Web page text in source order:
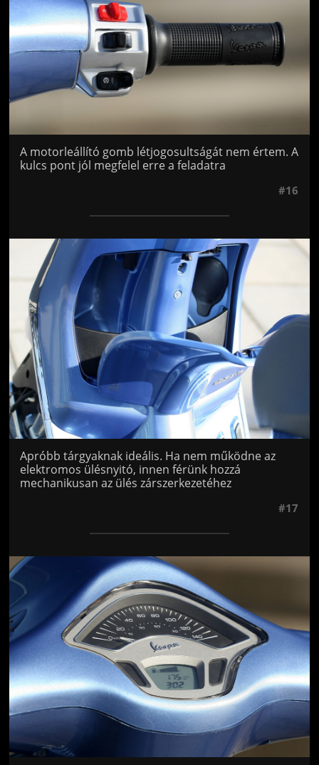
A motorleállító gomb létjogosultságát nem értem. A
kulcs pont jól megfelel erre a feladatra
#16
Jön még kép!
Apróbb tárgyaknak ideális. Ha nem működne az
elektromos ülésnyitó, innen férünk hozzá
mechanikusan az ülés zárszerkezetéhez
#17
Jön még kép!